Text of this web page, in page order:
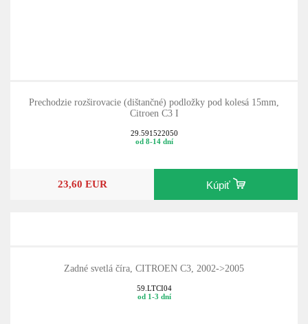
Prechodzie rozširovacie (dištančné) podložky pod kolesá 15mm,
Citroen C3 I
29.591522050
od 8-14 dní
23,60 EUR Kúpiť
Zadné svetlá číra, CITROEN C3, 2002->2005
59.LTCI04
od 1-3 dní